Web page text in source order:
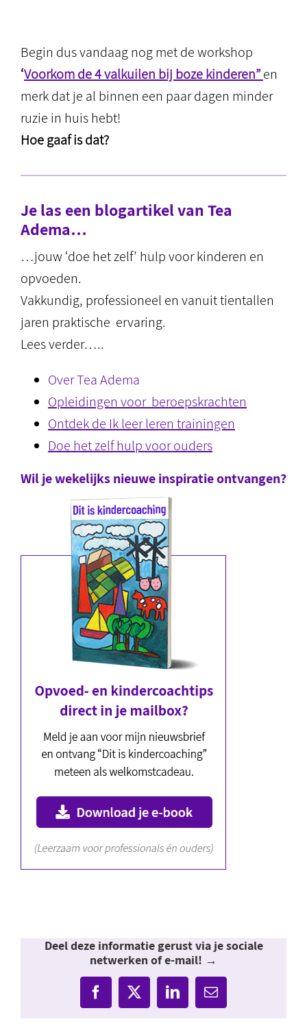
Begin dus vandaag nog met de workshop
‘Voorkom de 4 valkuilen bij boze kinderen”en
merk dat je al binnen een paar dagen minder
ruzie in huis hebt!
Hoe gaaf is dat?
Je las een blogartikel van Tea
Adema…
…jouw ‘doe het zelf’ hulp voor kinderen en
opvoeden.
Vakkundig, professioneel en vanuit tientallen
jaren praktische ervaring.
Lees verder…..
Over Tea Adema
Opleidingen voor beroepskrachten
Ontdek de Ik leer leren trainingen
Doe het zelf hulp voor ouders
Wil je wekelijks nieuwe inspiratie ontvangen?
Deel deze informatie gerust via je sociale
netwerken of e-mail! →
Facebook
X LinkedIn
E-
mail